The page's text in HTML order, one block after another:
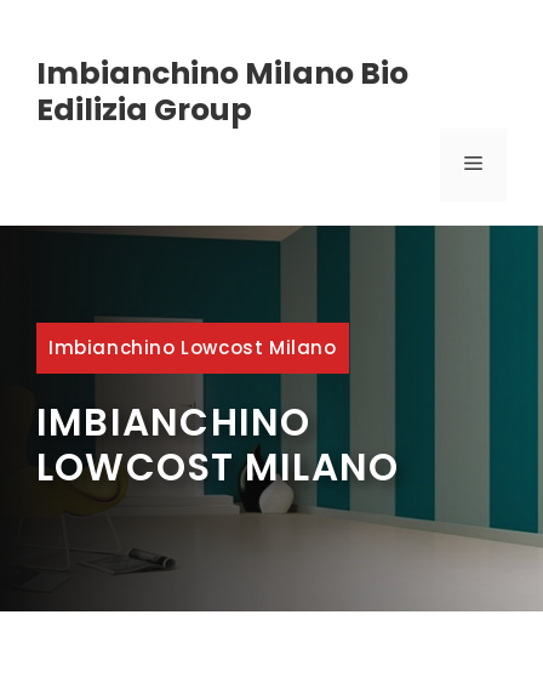
contenuto
Imbianchino Milano Bio
Edilizia Group
MENU
Imbianchino Lowcost Milano
IMBIANCHINO
LOWCOST MILANO